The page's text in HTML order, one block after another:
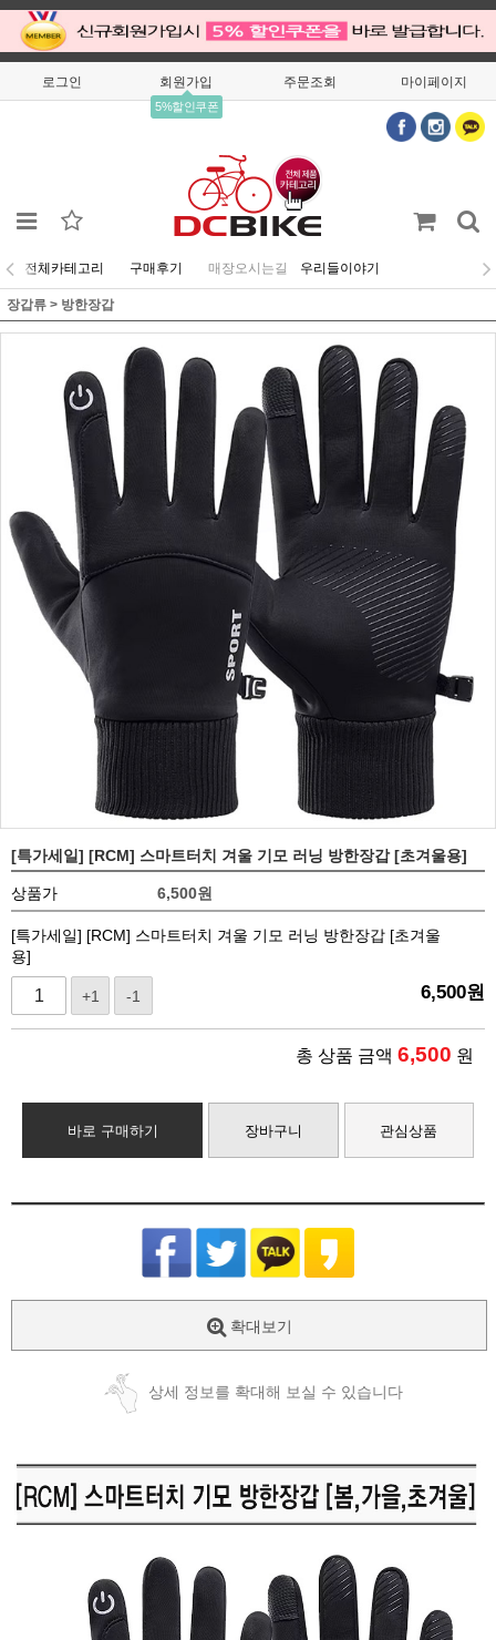
로그인 회원가입
5%할인쿠폰
주문조회 마이페이지
전체카테고리 구매후기 매장오시는길 우리들이야기
장갑류 > 방한장갑
[특가세일] [RCM] 스마트터치 겨울 기모 러닝 방한장갑 [초겨울용]
상품가 6,500원
[특가세일] [RCM] 스마트터치 겨울 기모 러닝 방한장갑 [초겨울
용]
+1 -1 6,500원
총 상품 금액 6,500 원
바로 구매하기 장바구니 관심상품
확대보기
상세 정보를 확대해 보실 수 있습니다